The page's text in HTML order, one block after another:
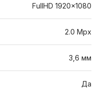
FullHD 1920x1080
2.0 Mpx
3,6 мм
Да